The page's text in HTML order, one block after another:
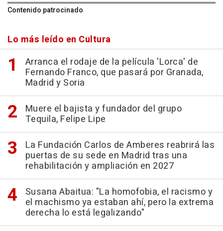
Contenido patrocinado
Lo más leído en Cultura
Arranca el rodaje de la película 'Lorca' de
Fernando Franco, que pasará por Granada,
Madrid y Soria
Muere el bajista y fundador del grupo
Tequila, Felipe Lipe
La Fundación Carlos de Amberes reabrirá las
puertas de su sede en Madrid tras una
rehabilitación y ampliación en 2027
Susana Abaitua: "La homofobia, el racismo y
el machismo ya estaban ahí, pero la extrema
derecha lo está legalizando"